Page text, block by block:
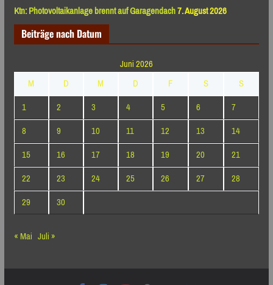
Ktn: Photovoltaikanlage brennt auf Garagendach7. August 2026
Beiträge nach Datum
Juni 2026
M
D M D F S
S
1
2 3 4 5 6
7
8
9 10 11 12 13
14
15
16 17 18 19 20
21
22
23 24 25 26 27
28
29
30
« Mai Juli »